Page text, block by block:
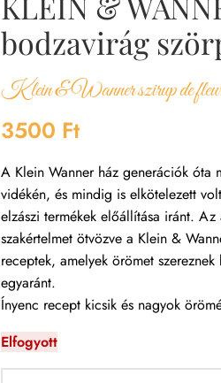
bodzavirág
Klein & Wanner szirup de fleur
3500 Ft
A Klein Wanner ház generációk óta
vidékén, és mindig is elkötelezett
elzászi termékek előállítása iránt. Az
szakértelmet ötvözve a Klein &
receptek, amelyek örömet
egyaránt.
Ínyenc recept kicsik és nagyok
Elfogyott